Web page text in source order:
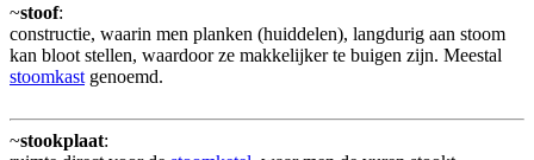
~stoof:
constructie, waarin men planken (huiddelen), langdurig aan stoom
kan bloot stellen, waardoor ze makkelijker te buigen zijn. Meestal
stoomkast genoemd.
~stookplaat: